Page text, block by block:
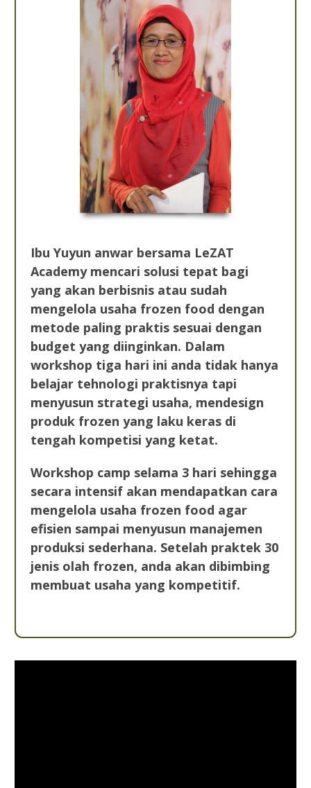
Ibu Yuyun anwar bersama LeZAT
Academy mencari solusi tepat bagi
yang akan berbisnis atau sudah
mengelola usaha frozen food dengan
metode paling praktis sesuai dengan
budget yang diinginkan. Dalam
workshop tiga hari ini anda tidak hanya
belajar tehnologi praktisnya tapi
menyusun strategi usaha, mendesign
produk frozen yang laku keras di
tengah kompetisi yang ketat.
Workshop camp selama 3 hari sehingga
secara intensif akan mendapatkan cara
mengelola usaha frozen food agar
efisien sampai menyusun manajemen
produksi sederhana. Setelah praktek 30
jenis olah frozen, anda akan dibimbing
membuat usaha yang kompetitif.